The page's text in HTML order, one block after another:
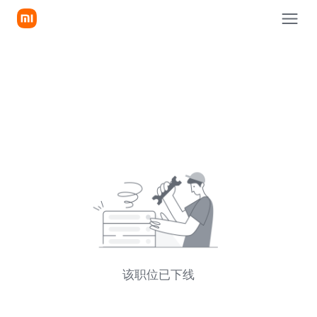
该职位已下线